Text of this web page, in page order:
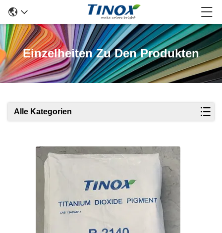
Einzelheiten Zu Den Produkten
Alle Kategorien